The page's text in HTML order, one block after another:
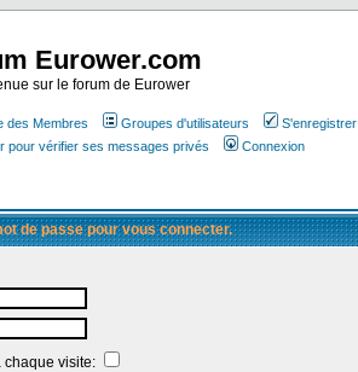
Eurower.com
sur le forum de Eurower
des Membres Groupes d'utilisateurs
S'enregistrer
pour vérifier ses messages privés Connexion
de passe pour vous connecter.
chaque visite: